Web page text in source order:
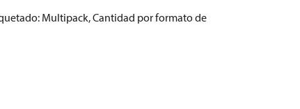
Multipack, Cantidad por formato de